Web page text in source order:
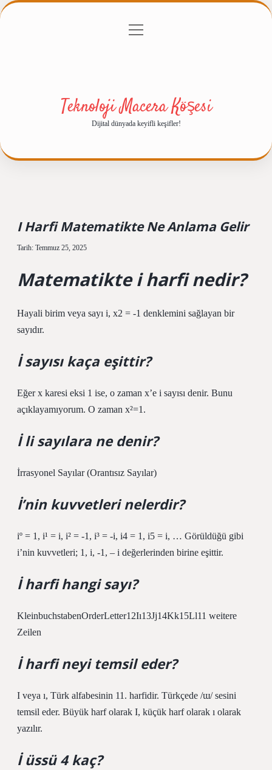
Gizlilik Politikası
menüyü
Teknoloji Macera Köşesi
Dijital dünyada keyifli keşifler!
I Harfi Matematikte Ne Anlama Gelir
Tarih: Temmuz 25, 2025
Matematikte i harfi nedir?
Hayali birim veya sayı i, x2 = -1 denklemini sağlayan bir
sayıdır.
İ sayısı kaça eşittir?
Eğer x karesi eksi 1 ise, o zaman x’e i sayısı denir. Bunu
açıklayamıyorum. O zaman x²=1.
İ li sayılara ne denir?
İrrasyonel Sayılar (Orantısız Sayılar)
İ’nin kuvvetleri nelerdir?
iº = 1, i¹ = i, i² = -1, i³ = -i, i4 = 1, i5 = i, … Görüldüğü gibi
i’nin kuvvetleri; 1, i, -1, – i değerlerinden birine eşittir.
İ harfi hangi sayı?
KleinbuchstabenOrderLetter12Iı13Jj14Kk15Ll11 weitere
Zeilen
İ harfi neyi temsil eder?
I veya ı, Türk alfabesinin 11. harfidir. Türkçede /ɯ/ sesini
temsil eder. Büyük harf olarak I, küçük harf olarak ı olarak
yazılır.
İ üssü 4 kaç?